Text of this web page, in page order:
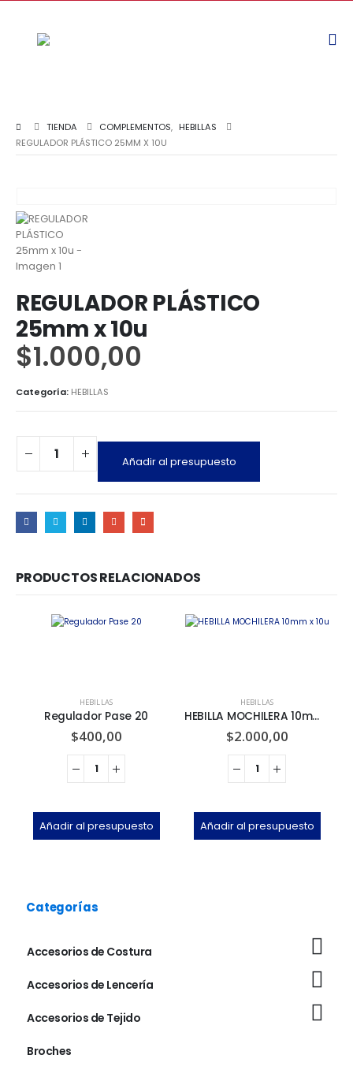
TIENDA COMPLEMENTOS, HEBILLAS
REGULADOR PLÁSTICO 25MM X 10U
REGULADOR PLÁSTICO
25mm x 10u
$1.000,00
Categoría: HEBILLAS
Añadir al presupuesto
PRODUCTOS RELACIONADOS
HEBILLAS
Regulador Pase 20
$400,00
Añadir al presupuesto
HEBILLAS
HEBILLA MOCHILERA 10mm x 10u
$2.000,00
Añadir al presupuesto
Categorías
Accesorios de Costura
Accesorios de Lencería
Accesorios de Tejido
Broches